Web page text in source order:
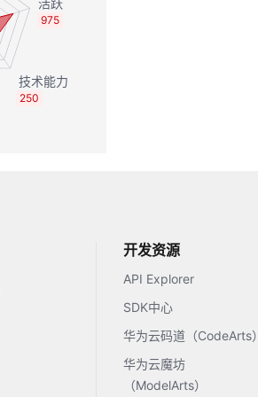
975
250
开发资源
API Explorer
SDK中心
华为云码道（CodeArts）
华为云魔坊
（ModelArts）